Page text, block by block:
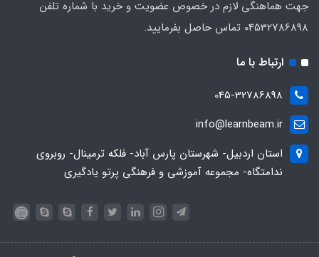
جهت هماهنگی لازم در خصوص عضویت و خرید با شماره تلفن
04532786898 تماس حاصل بفرمایید.
ارتباط با ما
045-32786898
info@learnbeam.ir
استان اردبیل- شهرستان پارس آباد- فلکه ترمینال- روبروی
ندامتگاه- مجموعه آموزشی و فرهنگی پرتو یادگیری